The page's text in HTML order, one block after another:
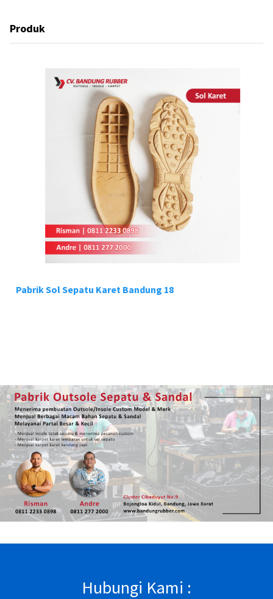
Produk
Pabrik Sol Sepatu Karet Bandung 18
Hubungi Kami :